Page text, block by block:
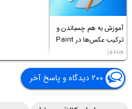
آموزش به هم چسباندن و
ترکیب عکس‌ها در Paint
ویندوز
۲۰۰ دیدگاه و پاسخ آخر